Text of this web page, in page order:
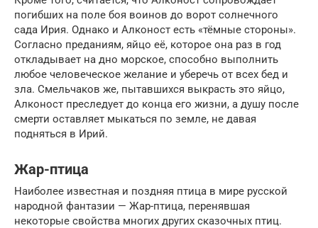
погибших на поле боя воинов до ворот солнечного
сада Ирия. Однако и Алконост есть «тёмные стороны».
Согласно преданиям, яйцо её, которое она раз в год
откладывает на дно морское, способно выполнить
любое человеческое желание и уберечь от всех бед и
зла. Смельчаков же, пытавшихся выкрасть это яйцо,
Алконост преследует до конца его жизни, а душу после
смерти оставляет мыкаться по земле, не давая
подняться в Ирий.
Жар-птица
Наиболее известная и поздняя птица в мире русской
народной фантазии — Жар-птица, перенявшая
некоторые свойства многих других сказочных птиц.